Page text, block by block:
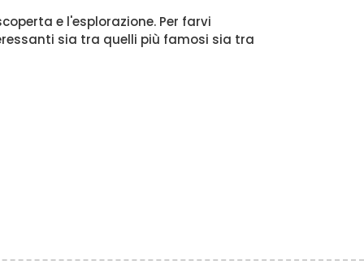
e l'esplorazione. Per farvi
sia tra quelli più famosi sia tra